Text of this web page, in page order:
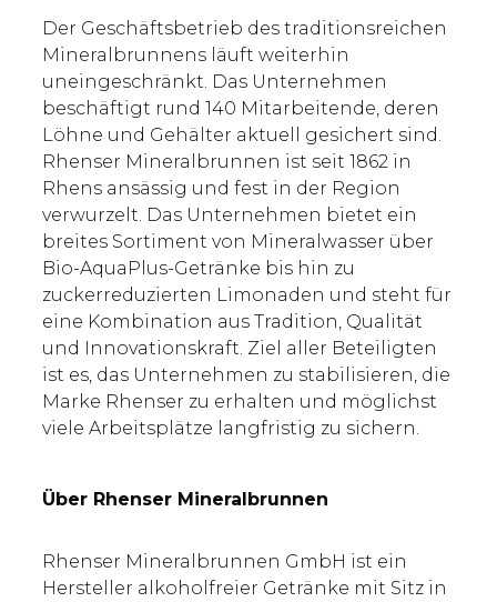
Der Geschäftsbetrieb des traditionsreichen
Mineralbrunnens läuft weiterhin
uneingeschränkt. Das Unternehmen
beschäftigt rund 140 Mitarbeitende, deren
Löhne und Gehälter aktuell gesichert sind.
Rhenser Mineralbrunnen ist seit 1862 in
Rhens ansässig und fest in der Region
verwurzelt. Das Unternehmen bietet ein
breites Sortiment von Mineralwasser über
Bio-AquaPlus-Getränke bis hin zu
zuckerreduzierten Limonaden und steht für
eine Kombination aus Tradition, Qualität
und Innovationskraft. Ziel aller Beteiligten
ist es, das Unternehmen zu stabilisieren, die
Marke Rhenser zu erhalten und möglichst
viele Arbeitsplätze langfristig zu sichern.
Über Rhenser Mineralbrunnen
Rhenser Mineralbrunnen GmbH ist ein
Hersteller alkoholfreier Getränke mit Sitz in